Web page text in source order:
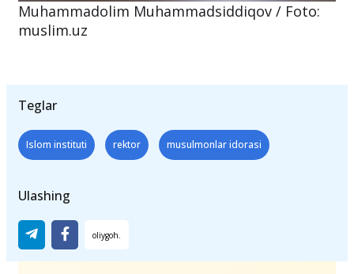
Muhammadolim Muhammadsiddiqov / Foto:
muslim.uz
Teglar
Islom instituti rektor musulmonlar idorasi
Ulashing